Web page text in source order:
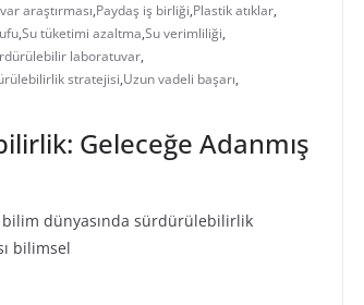
araştırması,Paydaş iş birliği,Plastik atıklar,
,Su tüketimi azaltma,Su verimliliği,
laboratuvar,
stratejisi,Uzun vadeli başarı,
Geleceğe Adanmış
bilim dünyasında sürdürülebilirlik
bilimsel